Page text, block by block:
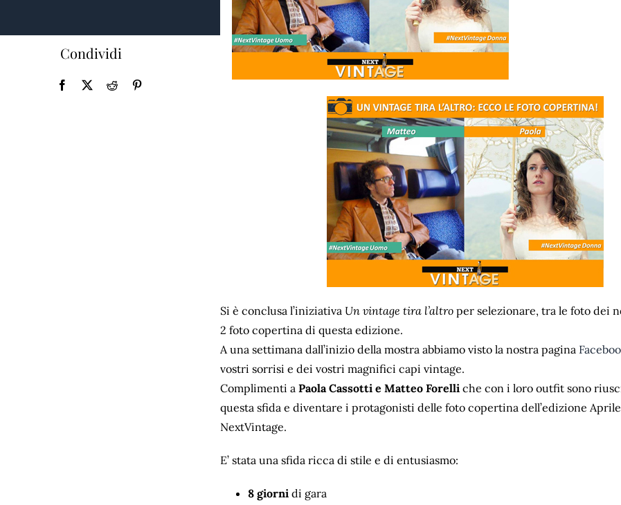
Condividi
Si è conclusa l’iniziativa Un vintage tira l’altro per selezionare, tra le foto dei
2 foto copertina di questa edizione.
A una settimana dall’inizio della mostra abbiamo visto la nostra pagina
vostri sorrisi e dei vostri magnifici capi vintage.
Complimenti a Paola Cassotti e Matteo Forelli che con i loro outfit sono
questa sfida e diventare i protagonisti delle foto copertina dell’edizione
NextVintage.
E’ stata una sfida ricca di stile e di entusiasmo:
8 giorni di gara